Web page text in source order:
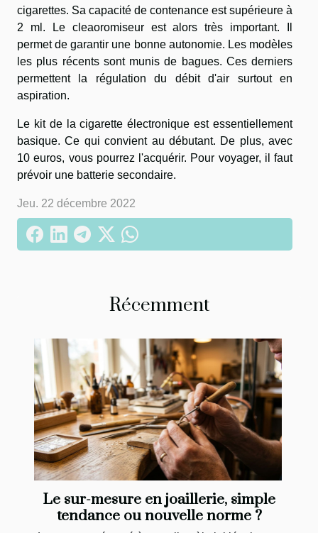
cigarettes. Sa capacité de contenance est supérieure à
2 ml. Le cleaoromiseur est alors très important. Il
permet de garantir une bonne autonomie. Les modèles
les plus récents sont munis de bagues. Ces derniers
permettent la régulation du débit d'air surtout en
aspiration.
Le kit de la cigarette électronique est essentiellement
basique. Ce qui convient au débutant. De plus, avec
10 euros, vous pourrez l'acquérir. Pour voyager, il faut
prévoir une batterie secondaire.
Jeu. 22 décembre 2022
Récemment
Le sur-mesure en joaillerie, simple
tendance ou nouvelle norme ?